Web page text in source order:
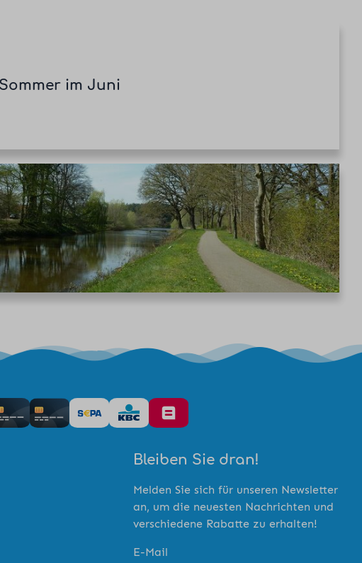
im Juni
Bleiben Sie dran!
Melden Sie sich für unseren Newsletter
an, um die neuesten Nachrichten und
verschiedene Rabatte zu erhalten!
E-Mail